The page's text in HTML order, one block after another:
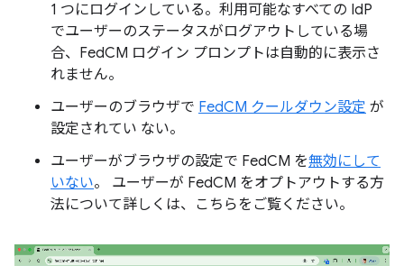
1 つにログインしている。利用可能なすべての IdP
でユーザーのステータスがログアウトしている場
合、FedCM ログイン プロンプトは自動的に表示さ
れません。
ユーザーのブラウザで FedCM クールダウン設定 が
設定されてい ない。
ユーザーがブラウザの設定で FedCM を無効にして
いない。 ユーザーが FedCM をオプトアウトする方
法について詳しくは、こちらをご覧ください。